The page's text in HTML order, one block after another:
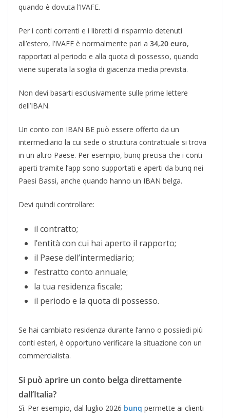
quando è dovuta l’IVAFE.
Per i conti correnti e i libretti di risparmio detenuti
all’estero, l’IVAFE è normalmente pari a 34,20 euro,
rapportati al periodo e alla quota di possesso, quando
viene superata la soglia di giacenza media prevista.
Non devi basarti esclusivamente sulle prime lettere
dell’IBAN.
Un conto con IBAN BE può essere offerto da un
intermediario la cui sede o struttura contrattuale si trova
in un altro Paese. Per esempio, bunq precisa che i conti
aperti tramite l’app sono supportati e aperti da bunq nei
Paesi Bassi, anche quando hanno un IBAN belga.
Devi quindi controllare:
il contratto;
l’entità con cui hai aperto il rapporto;
il Paese dell’intermediario;
l’estratto conto annuale;
la tua residenza fiscale;
il periodo e la quota di possesso.
Se hai cambiato residenza durante l’anno o possiedi più
conti esteri, è opportuno verificare la situazione con un
commercialista.
Si può aprire un conto belga direttamente
dall’Italia?
Sì. Per esempio, dal luglio 2026 bunq permette ai clienti